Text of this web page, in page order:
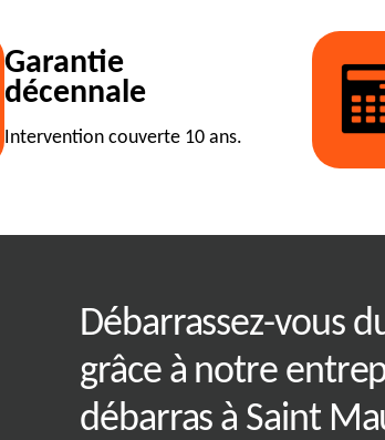
Garantie
décennale
Intervention couverte 10 ans.
clair
Débarrassez-vous
grâce à notre
débarras à Saint